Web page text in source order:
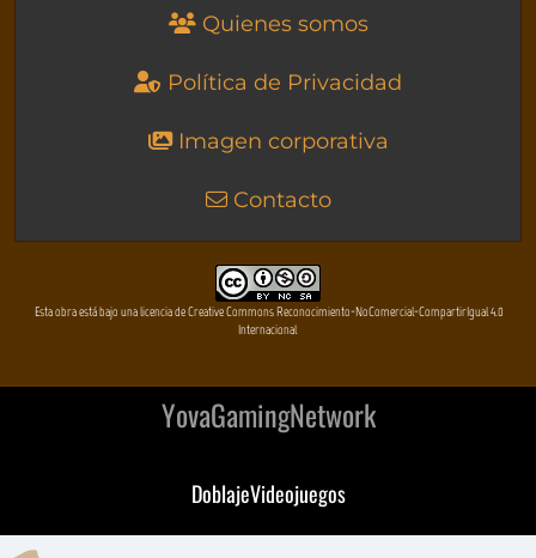
Quienes somos
Política de Privacidad
Imagen corporativa
Contacto
Esta obra está bajo una licencia de Creative Commons Reconocimiento-NoComercial-CompartirIgual 4.0
Internacional
YovaGamingNetwork
DoblajeVideojuegos